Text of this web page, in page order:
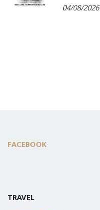
04/08/2026
FACEBOOK
TRAVEL